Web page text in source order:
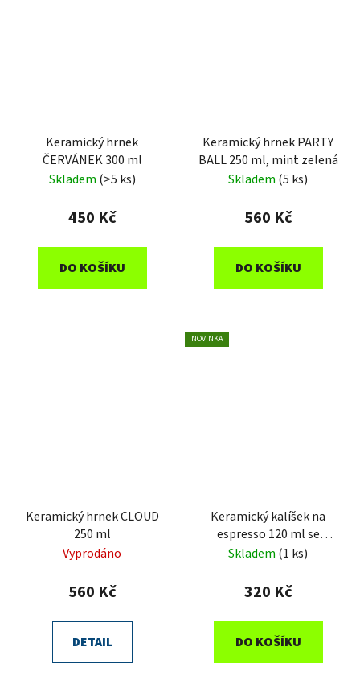
Keramický hrnek
ČERVÁNEK 300 ml
Skladem (>5 ks)
450 Kč
DO KOŠÍKU
Keramický hrnek PARTY
BALL 250 ml, mint zelená
Skladem (5 ks)
560 Kč
DO KOŠÍKU
Keramický hrnek CLOUD
250 ml
Vyprodáno
560 Kč
DETAIL
NOVINKA
Keramický kalíšek na
espresso 120 ml se
srdíčkem - ruční výroba
Skladem (1 ks)
320 Kč
DO KOŠÍKU